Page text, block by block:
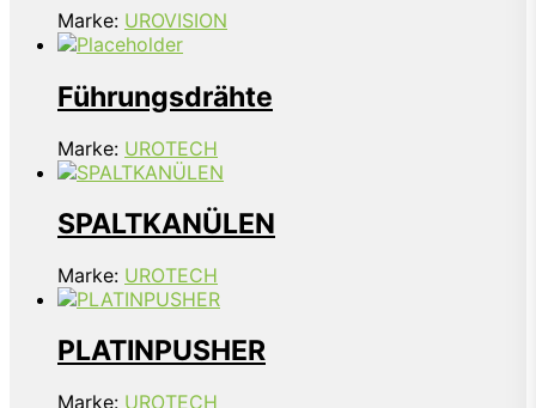
Marke: UROVISION
Führungsdrähte
Marke: UROTECH
SPALTKANÜLEN
Marke: UROTECH
PLATINPUSHER
Marke: UROTECH